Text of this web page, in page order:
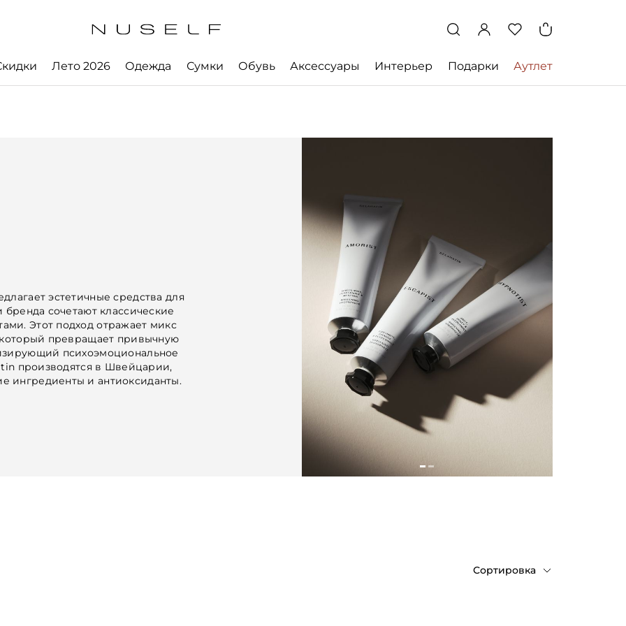
Лето 2026 Одежда Сумки Обувь Аксессуары Интерьер Подарки Аутлет
эстетичные средства для
сочетают классические
Этот подход отражает микс
который превращает привычную
психоэмоциональное
производятся в Швейцарии,
ингредиенты и антиоксиданты.
Сортировка